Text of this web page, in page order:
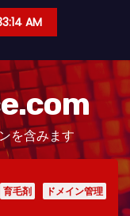
AM
を含みます
育毛剤
ドメイン管理